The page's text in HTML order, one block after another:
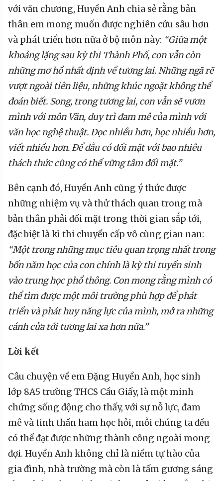
với văn chương, Huyền Anh chia sẻ rằng bản
thân em mong muốn được nghiên cứu sâu hơn
và phát triển hơn nữa ở bộ môn này: “Giữa một
khoảng lặng sau kỳ thi Thành Phố, con vẫn còn
những mơ hồ nhất định về tương lai. Những ngã rẽ
vượt ngoài tiên liệu, những khúc ngoặt không thể
đoán biết. Song, trong tương lai, con vẫn sẽ vươn
mình với môn Văn, duy trì đam mê của mình với
văn học nghệ thuật. Đọc nhiều hơn, học nhiều hơn,
viết nhiều hơn. Để dẫu có đối mặt với bao nhiêu
thách thức cũng có thể vững tâm đối mặt.”
Bên cạnh đó, Huyền Anh cũng ý thức được
những nhiệm vụ và thử thách quan trong mà
bản thân phải đối mặt trong thời gian sắp tới,
đặc biệt là kì thi chuyển cấp vô cùng gian nan:
“Một trong những mục tiêu quan trọng nhất trong
bốn năm học của con chính là kỳ thi tuyển sinh
vào trung học phổ thông. Con mong rằng mình có
thể tìm được một môi trường phù hợp để phát
triển và phát huy năng lực của mình, mở ra những
cánh cửa tới tương lai xa hơn nữa.”
Lời kết
Câu chuyện về em Đặng Huyền Anh, học sinh
lớp 8A5 trường THCS Cầu Giấy, là một minh
chứng sống động cho thấy, với sự nỗ lực, đam
mê và tinh thần ham học hỏi, mỗi chúng ta đều
có thể đạt được những thành công ngoài mong
đợi. Huyền Anh không chỉ là niềm tự hào của
gia đình, nhà trường mà còn là tấm gương sáng